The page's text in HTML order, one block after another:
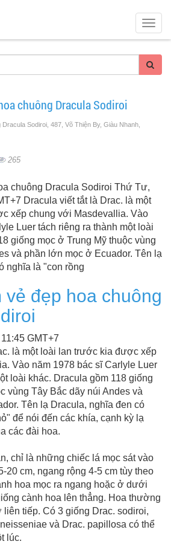
chuông Dracula Sodiroi
Sodiroi, 487, Võ Thiện By, Giàu Nhanh
265
chuông Dracula Sodiroi Thứ Tư,
Dracula viết tắt là Drac. là một
xếp chung với Masdevallia. Vào
Luer tách riêng ra thành một loài
giống mọc ở Trung Mỹ thuộc vùng
và phần lớn mọc ở Ecuador. Tên lạ
nghĩa là "con rồng
vẻ đẹp hoa chuông
GMT+7
là một loài lan trước kia được xếp
Vào năm 1978 bác sĩ Carlyle Luer
loài khác. Dracula gồm 118 giống
vùng Tây Bắc dãy núi Andes và
Tên lạ Dracula, nghĩa đen có
để nói đến các khía, cạnh kỳ lạ
các đài hoa.
chỉ là những chiếc lá mọc sát vào
20 cm, ngang rộng 4-5 cm tùy theo
hoa mọc ra ngang hoặc ở dưới
cành hoa lên thẳng. Hoa thường
liên tiếp. Có 3 giống Drac. sodiroi,
và Drac. papillosa có thể
lúc.